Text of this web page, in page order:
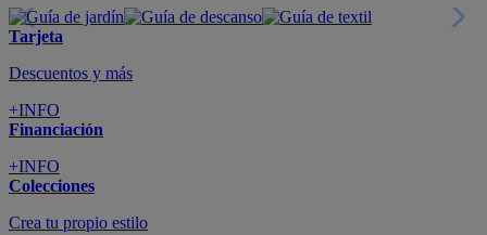
Tarjeta
Descuentos y más
+INFO
Financiación
+INFO
Colecciones
Crea tu propio estilo